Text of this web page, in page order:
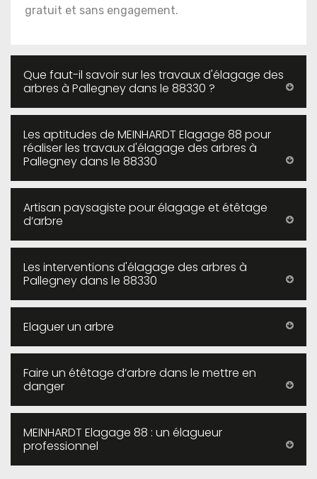
gratuit et sans engagement.
Que faut-il savoir sur les travaux d'élagage des
arbres à Pallegney dans le 88330 ?
Les aptitudes de MEINHARDT Elagage 88 pour
réaliser les travaux d'élagage des arbres à
Pallegney dans le 88330
Artisan paysagiste pour élagage et étêtage
d’arbre
Les interventions d'élagage des arbres à
Pallegney dans le 88330
Elaguer un arbre
Faire un étêtage d’arbre dans le mettre en
danger
MEINHARDT Elagage 88 : un élagueur
professionnel